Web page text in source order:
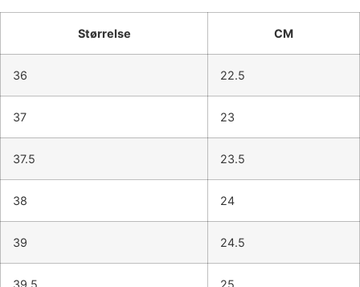
Størrelse CM
36 22.5
37 23
37.5 23.5
38 24
39 24.5